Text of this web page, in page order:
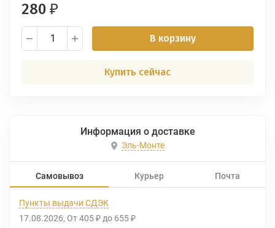
280 ₽
В корзину
Купить сейчас
Информация о доставке
Эль-Монте
Самовывоз Курьер Почта
Пункты выдачи СДЭК
17.08.2026 От 405 ₽ до 655 ₽